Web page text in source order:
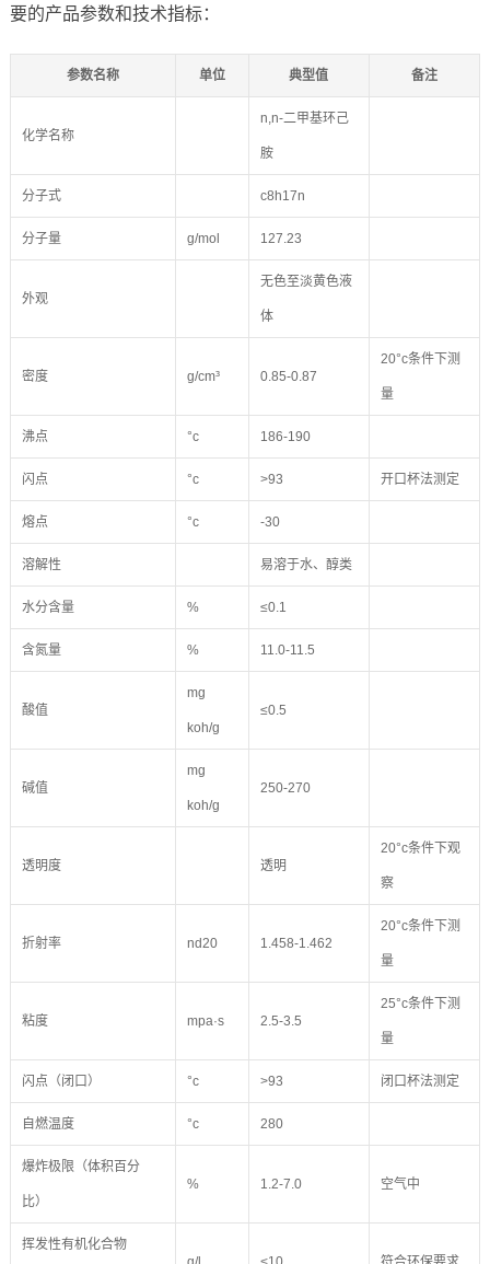
要的产品参数和技术指标：
参数名称 单位 典型值 备注
化学名称
n,n-二甲基环己
胺
分子式 c8h17n
分子量 g/mol 127.23
外观
无色至淡黄色液
体
密度 g/cm³ 0.85-0.87
20°c条件下测
量
沸点 °c 186-190
闪点 °c >93 开口杯法测定
熔点 °c -30
溶解性 易溶于水、醇类
水分含量 % ≤0.1
含氮量 % 11.0-11.5
酸值
mg
koh/g
≤0.5
碱值
mg
koh/g
250-270
透明度 透明
20°c条件下观
察
折射率 nd20 1.458-1.462
20°c条件下测
量
粘度 mpa·s 2.5-3.5
25°c条件下测
量
闪点（闭口） °c >93 闭口杯法测定
自燃温度 °c 280
爆炸极限（体积百分
比）
% 1.2-7.0 空气中
挥发性有机化合物